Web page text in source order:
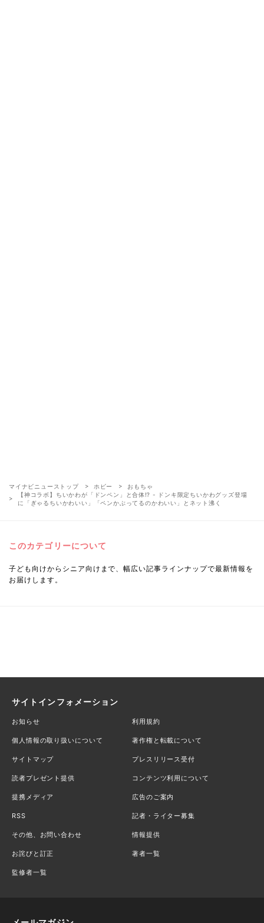
マイナビニューストップ ホビー
おもちゃ
【神コラボ】ちいかわが「ドンペン」と合体⁉ - ドンキ限定ちいかわグッズ登場
に「ぎゃるちいかわいい」「ペンかぶってるのかわいい」とネット沸く
このカテゴリーについて
子ども向けからシニア向けまで、幅広い記事ラインナップで最新情報を
お届けします。
サイトインフォメーション
お知らせ 利用規約
個人情報の取り扱いについて 著作権と転載について
サイトマップ プレスリリース受付
読者プレゼント提供 コンテンツ利用について
提携メディア 広告のご案内
RSS 記者・ライター募集
その他、お問い合わせ 情報提供
お詫びと訂正 著者一覧
監修者一覧